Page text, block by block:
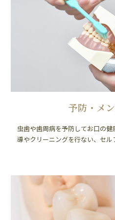
予防・メ
虫歯や歯周病を予防してお口の
導やクリーニングを行ない、セル